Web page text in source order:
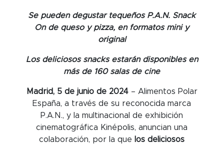
Se pueden degustar tequeños P.A.N. Snack
On de queso y pizza, en formatos mini y
original
Los deliciosos snacks estarán disponibles en
más de 160 salas de cine
Madrid, 5 de junio de 2024– Alimentos Polar
España, a través de su reconocida marca
P.A.N., y la multinacional de exhibición
cinematográfica Kinépolis, anuncian una
colaboración, por la que los deliciosos